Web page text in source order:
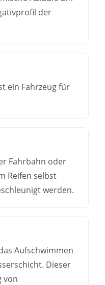
der
ein Fahrzeug für
Fahrbahn oder
Reifen selbst
werden.
Aufschwimmen
Dieser
von